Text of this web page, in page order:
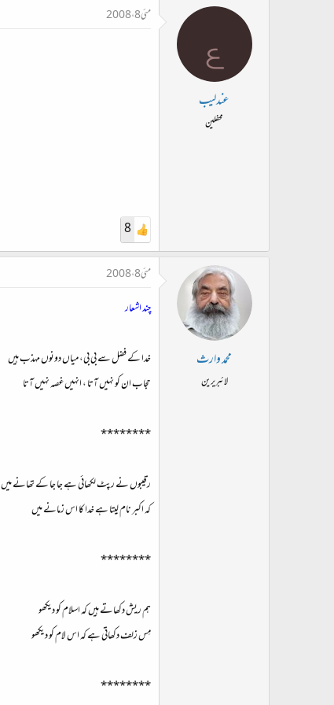
ع
عندلیب
محفلین
مئی 8، 2008
8
محمد وارث
لائبریرین
مئی 8، 2008
چند اشعار
خدا کے فضل سے بی بی، میاں دونوں مہذب ہیں
حجاب ان کو نہیں آتا ، انہیں غصہ نہیں آتا
********
رقیبوں نے رپٹ لکھائی ہے جا جا کے تھانے میں
کہ اکبر نام لیتا ہے خدا کا اس زمانے میں
********
ہم ریش دکھاتے ہیں کہ اسلام کو دیکھو
مِس زلف دکھاتی ہے کہ اس لام کو دیکھو
********